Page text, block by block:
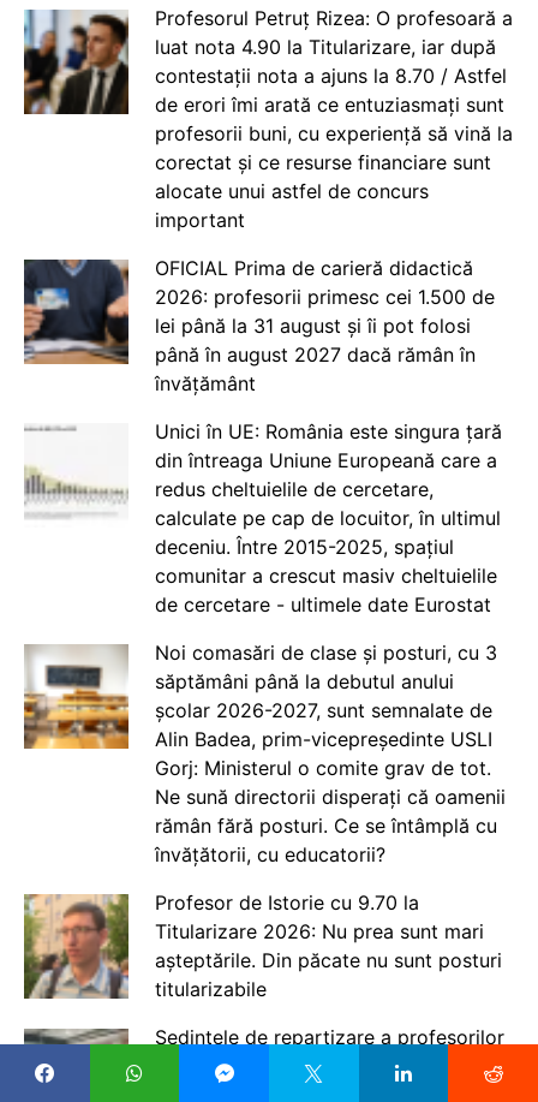
Profesorul Petruț Rizea: O profesoară a
luat nota 4.90 la Titularizare, iar după
contestații nota a ajuns la 8.70 / Astfel
de erori îmi arată ce entuziasmați sunt
profesorii buni, cu experiență să vină la
corectat și ce resurse financiare sunt
alocate unui astfel de concurs
important
OFICIAL Prima de carieră didactică
2026: profesorii primesc cei 1.500 de
lei până la 31 august și îi pot folosi
până în august 2027 dacă rămân în
învățământ
Unici în UE: România este singura țară
din întreaga Uniune Europeană care a
redus cheltuielile de cercetare,
calculate pe cap de locuitor, în ultimul
deceniu. Între 2015-2025, spațiul
comunitar a crescut masiv cheltuielile
de cercetare - ultimele date Eurostat
Noi comasări de clase și posturi, cu 3
săptămâni până la debutul anului
școlar 2026-2027, sunt semnalate de
Alin Badea, prim-vicepreședinte USLI
Gorj: Ministerul o comite grav de tot.
Ne sună directorii disperați că oamenii
rămân fără posturi. Ce se întâmplă cu
învățătorii, cu educatorii?
Profesor de Istorie cu 9.70 la
Titularizare 2026: Nu prea sunt mari
așteptările. Din păcate nu sunt posturi
titularizabile
Ședințele de repartizare a profesorilor
2026, la Sibiu. Învățătoare: „Am zis iau